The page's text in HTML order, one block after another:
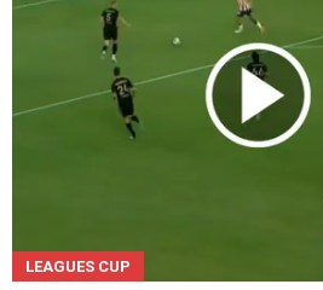
LEAGUES CUP